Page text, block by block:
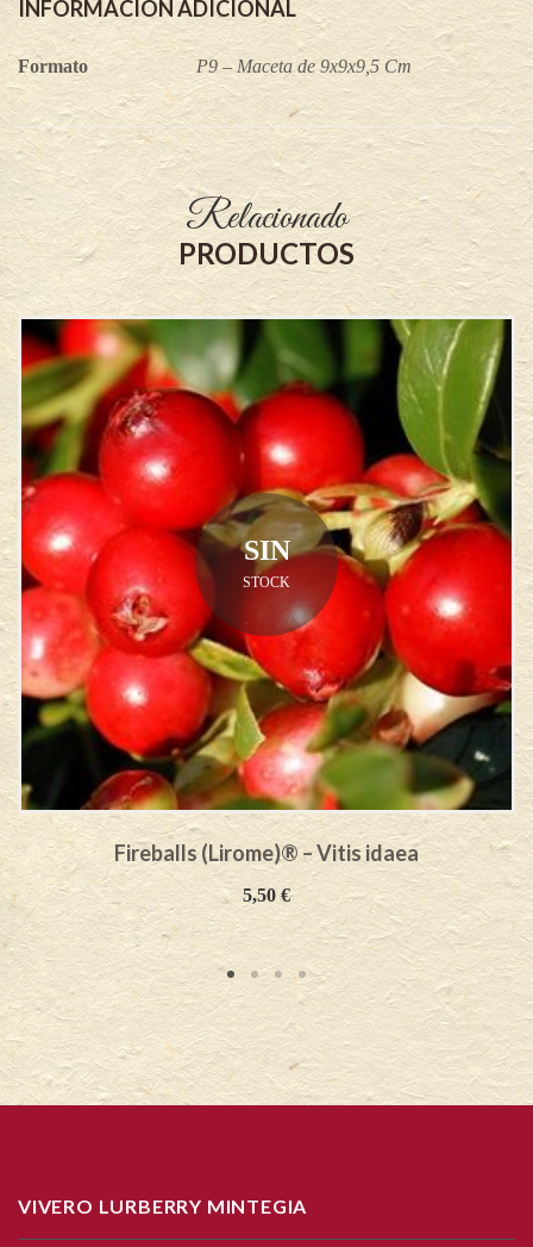
INFORMACIÓN ADICIONAL
Formato P9 – Maceta de 9x9x9,5 Cm
Relacionado
PRODUCTOS
SIN
STOCK
Fireballs (Lirome)® – Vitis idaea
5,50 €
VIVERO LURBERRY MINTEGIA